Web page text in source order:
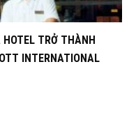
HOTEL TRỞ THÀNH
INTERNATIONAL